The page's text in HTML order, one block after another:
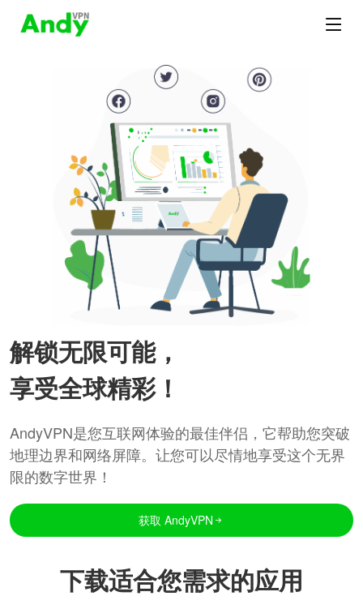
解锁无限可能，
享受全球精彩！
AndyVPN是您互联网体验的最佳伴侣，它帮助您突破
地理边界和网络屏障。让您可以尽情地享受这个无界
限的数字世界！
获取 AndyVPN
下载适合您需求的应用